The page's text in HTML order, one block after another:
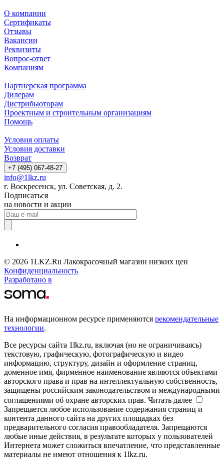
О компании
Сертификаты
Отзывы
Вакансии
Реквизиты
Вопрос-ответ
Компаниям
Партнерская программа
Дилерам
Дистрибьюторам
Проектным и строительным организациям
Помощь
Условия оплаты
Условия доставки
Возврат
+7 (495) 067-48-27
info@1lkz.ru
г. Воскресенск, ул. Советская, д. 2.
Подписаться
на новости и акции
© 2026 1LKZ.Ru Лакокрасочный магазин низких цен
Конфиденциальность
Разработано в
На информационном ресурсе применяются рекомендательные
технологии.
Все ресурсы сайта 1lkz.ru, включая (но не ограничиваясь)
текстовую, графическую, фотографическую и видео
информацию, структуру, дизайн и оформление страниц,
доменное имя, фирменное наименование являются объектами
авторского права и прав на интеллектуальную собственность,
защищены российским законодательством и международными
соглашениями об охране авторских прав. Читать далее
Запрещается любое использование содержания страниц и
контента данного сайта на других площадках без
предварительного согласия правообладателя. Запрещаются
любые иные действия, в результате которых у пользователей
Интернета может сложиться впечатление, что представленные
материалы не имеют отношения к 1lkz.ru.